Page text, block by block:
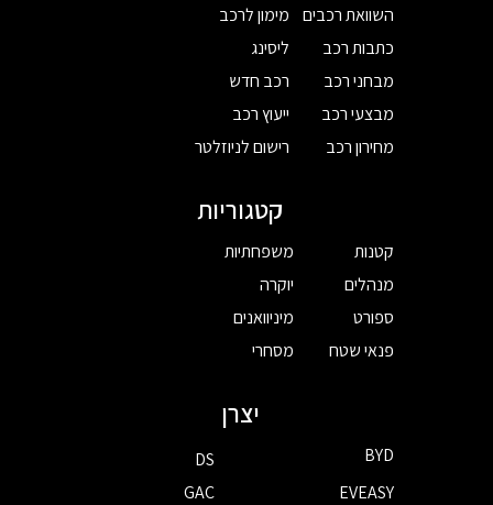
השוואת רכבים
כתבות רכב
מבחני רכב
מבצעי רכב
מחירון רכב
מימון לרכב
ליסינג
רכב חדש
ייעוץ רכב
רישום לניוזלטר
קטגוריות
קטנות
מנהלים
ספורט
פנאי שטח
משפחתיות
יוקרה
מיניוואנים
מסחרי
יצרן
BYD
DS
EVEASY
GAC